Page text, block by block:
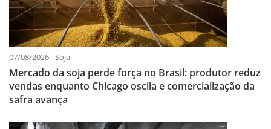
07/08/2026 - Soja
Mercado da soja perde força no Brasil: produtor reduz
vendas enquanto Chicago oscila e comercialização da
safra avança